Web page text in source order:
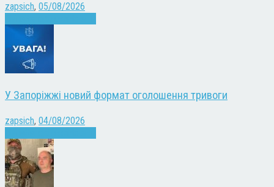
zapsich, 05/08/2026
У Запоріжжі новий формат оголошення тривоги
zapsich, 04/08/2026